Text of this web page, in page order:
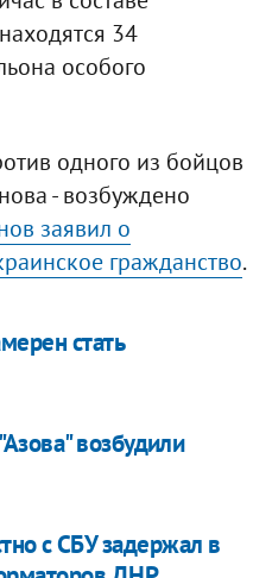
34
особого
одного из бойцов
- возбуждено
заявил о
гражданство.
стать
возбудили
с СБУ задержал в